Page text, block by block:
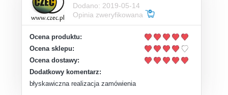
Dodano: 2019-05-14
Opinia zweryfikowana
Ocena produktu:
Ocena sklepu:
Ocena dostawy:
Dodatkowy komentarz:
błyskawiczna realizacja zamówienia